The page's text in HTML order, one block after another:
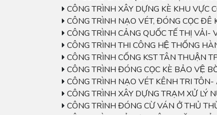
CÔNG TRÌNH XÂY DỰNG KÈ KHU
CÔNG TRÌNH NẠO VÉT, ĐÓNG CỌC
CÔNG TRÌNH CẢNG QUỐC TẾ THỊ
CÔNG TRÌNH THI CÔNG HỆ THỐNG
CÔNG TRÌNH CỐNG KST TÂN THUẬN
CÔNG TRÌNH ĐÓNG CỌC KÈ BẢO VỆ
CÔNG TRÌNH NẠO VÉT KÊNH TRI TÔN-
CÔNG TRÌNH XÂY DỰNG TRẠM XỬ LÝ
CÔNG TRÌNH ĐÓNG CỪ VÁN Ở THỦ